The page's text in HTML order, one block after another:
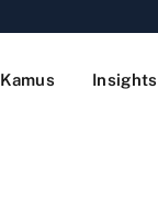
Kamus Insights